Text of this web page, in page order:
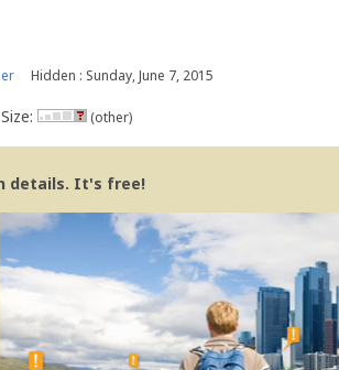
Hidden : Sunday, June 7, 2015
Size: (other)
details. It's free!